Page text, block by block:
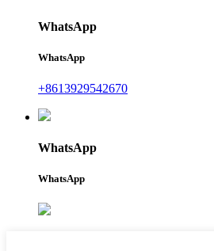
WhatsApp
WhatsApp
+8613929542670
WhatsApp
WhatsApp